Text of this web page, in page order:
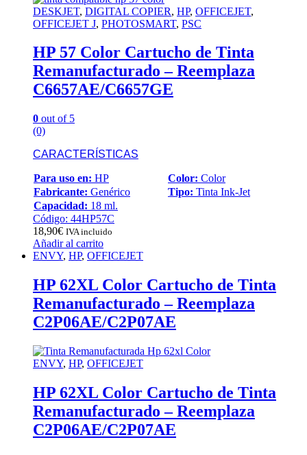
DESKJET, DIGITAL COPIER, HP, OFFICEJET,
OFFICEJET J, PHOTOSMART, PSC
HP 57 Color Cartucho de Tinta
Remanufacturado – Reemplaza
C6657AE/C6657GE
0 out of 5
(0)
CARACTERÍSTICAS
Para uso en: HP Color: Color
Fabricante: Genérico Tipo: Tinta Ink-Jet
Capacidad: 18 ml.
Código: 44HP57C
18,90€ IVA incluido
Añadir al carrito
ENVY, HP, OFFICEJET
HP 62XL Color Cartucho de Tinta
Remanufacturado – Reemplaza
C2P06AE/C2P07AE
ENVY, HP, OFFICEJET
HP 62XL Color Cartucho de Tinta
Remanufacturado – Reemplaza
C2P06AE/C2P07AE